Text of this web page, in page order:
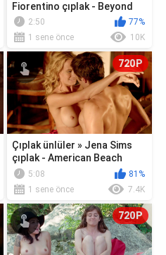
Fiorentino çıplak - Beyond
the Law (1992)
2:50
77%
1 sene önce
10K
720P
Çıplak ünlüler » Jena Sims
çıplak - American Beach
House (2015)
5:08
81%
1 sene önce
7.4K
720P